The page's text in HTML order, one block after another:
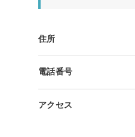
住所
電話番号
アクセス